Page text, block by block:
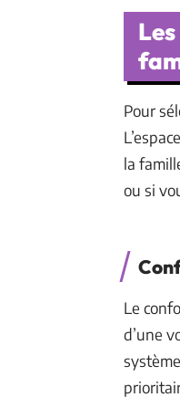
Pour
la
ou si
Le
d’une